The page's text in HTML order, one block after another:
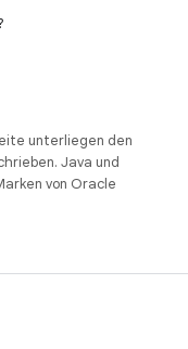
unterliegen den
Java und
von Oracle